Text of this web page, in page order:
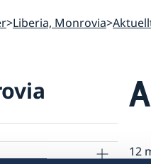
Liberia, Monrovia
12